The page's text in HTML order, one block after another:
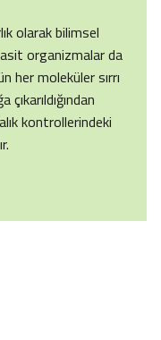
olarak bilimsel
organizmalar da
her moleküler sırrı
kontrollerindeki